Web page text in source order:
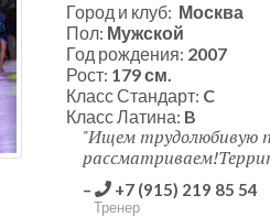
Город и клуб: Москва
Пол: Мужской
Год рождения: 2007
Рост: 179 см.
Класс Стандарт: C
Класс Латина: B
Ищем трудолюбивую
+7 (915) 219 85 54
Тренер